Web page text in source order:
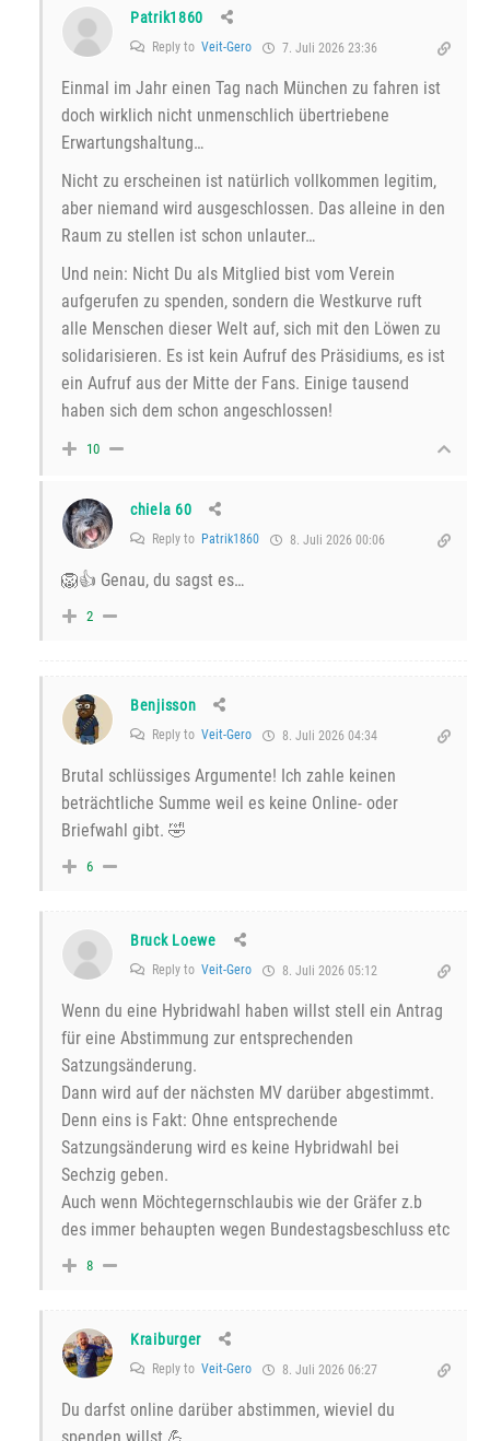
Patrik1860
Reply to Veit-Gero 7. Juli 2026 23:36
Einmal im Jahr einen Tag nach München zu fahren ist
doch wirklich nicht unmenschlich übertriebene
Erwartungshaltung…
Nicht zu erscheinen ist natürlich vollkommen legitim,
aber niemand wird ausgeschlossen. Das alleine in den
Raum zu stellen ist schon unlauter…
Und nein: Nicht Du als Mitglied bist vom Verein
aufgerufen zu spenden, sondern die Westkurve ruft
alle Menschen dieser Welt auf, sich mit den Löwen zu
solidarisieren. Es ist kein Aufruf des Präsidiums, es ist
ein Aufruf aus der Mitte der Fans. Einige tausend
haben sich dem schon angeschlossen!
10
chiela 60
Reply to Patrik1860 8. Juli 2026 00:06
🦁👍 Genau, du sagst es…
2
Benjisson
Reply to Veit-Gero 8. Juli 2026 04:34
Brutal schlüssiges Argumente! Ich zahle keinen
beträchtliche Summe weil es keine Online- oder
Briefwahl gibt. 🤣
6
Bruck Loewe
Reply to Veit-Gero 8. Juli 2026 05:12
Wenn du eine Hybridwahl haben willst stell ein Antrag
für eine Abstimmung zur entsprechenden
Satzungsänderung.
Dann wird auf der nächsten MV darüber abgestimmt.
Denn eins is Fakt: Ohne entsprechende
Satzungsänderung wird es keine Hybridwahl bei
Sechzig geben.
Auch wenn Möchtegernschlaubis wie der Gräfer z.b
des immer behaupten wegen Bundestagsbeschluss etc
8
Kraiburger
Reply to Veit-Gero 8. Juli 2026 06:27
Du darfst online darüber abstimmen, wieviel du